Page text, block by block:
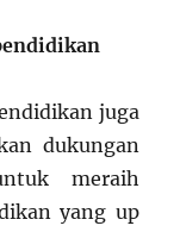
juga
dukungan
meraih
yang up